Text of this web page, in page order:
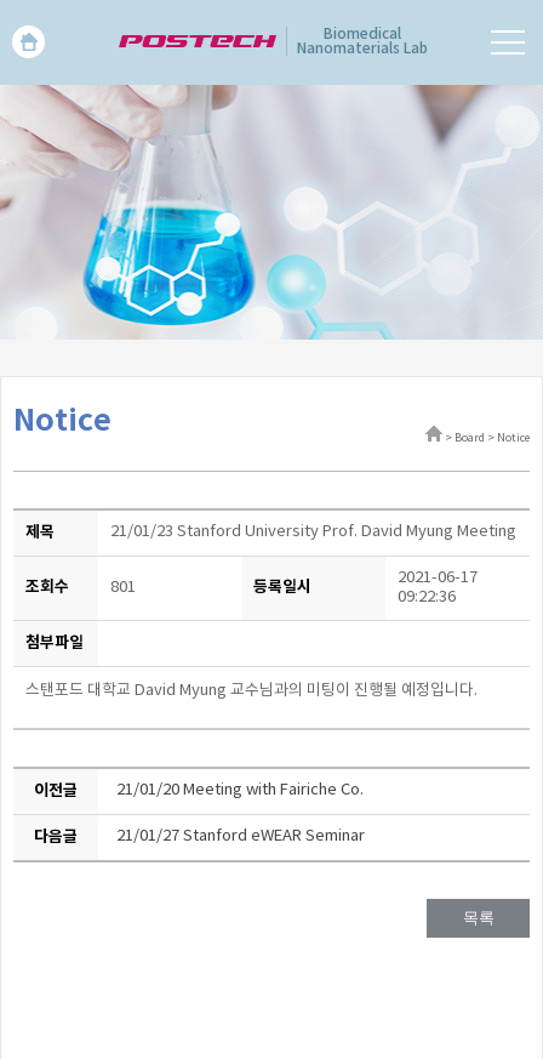
Biomedical
Nanomaterials Lab
Notice > Board > Notice
제목 21/01/23 Stanford University Prof. David Myung Meeting
조회수 801 등록일시
2021-06-17
09:22:36
첨부파일
스탠포드 대학교 David Myung 교수님과의 미팅이 진행될 예정입니다.
이전글 21/01/20 Meeting with Fairiche Co.
다음글 21/01/27 Stanford eWEAR Seminar
목록